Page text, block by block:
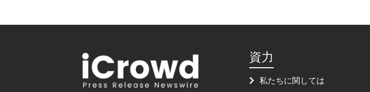
資力
私たちに関しては